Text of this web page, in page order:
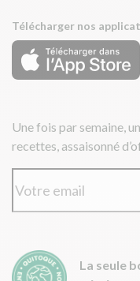
Télécharger nos
Une fois par semaine,
recettes, assaisonné
La seule